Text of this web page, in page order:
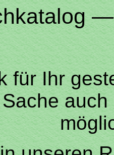
für Ihr